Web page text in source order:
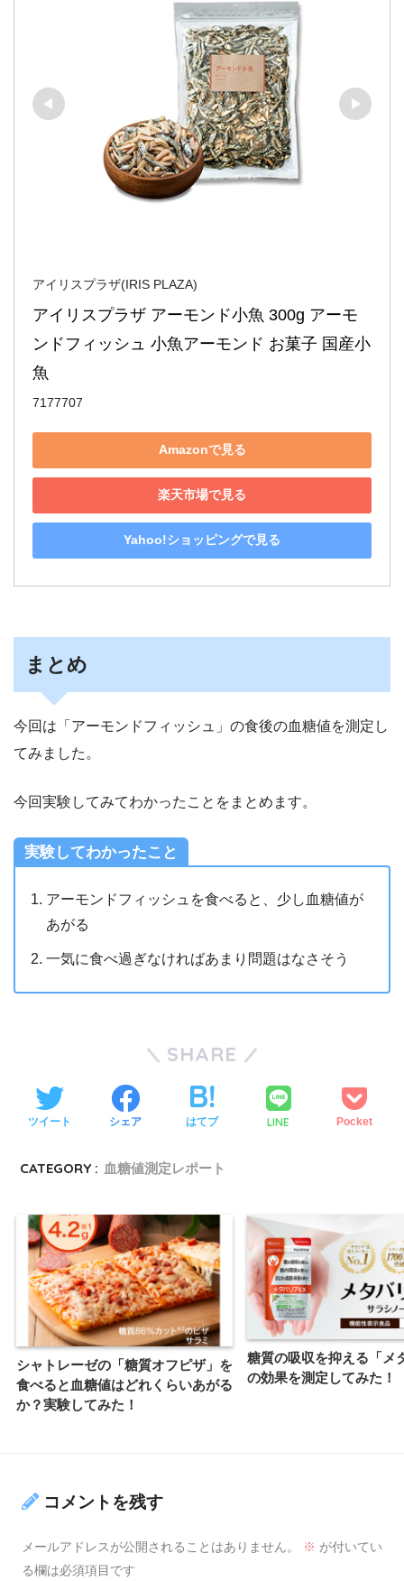
アイリスプラザ(IRIS PLAZA)
アイリスプラザ アーモンド小魚 300g アーモ
ンドフィッシュ 小魚アーモンド お菓子 国産小
魚
7177707
Amazonで見る
楽天市場で見る
Yahoo!ショッピングで見る
まとめ
今回は「アーモンドフィッシュ」の食後の血糖値を測定し
てみました。
今回実験してみてわかったことをまとめます。
実験してわかったこと
アーモンドフィッシュを食べると、少し血糖値が
あがる
一気に食べ過ぎなければあまり問題はなさそう
SHARE
ツイート シェア はてブ LINE Pocket
CATEGORY : 血糖値測定レポート
シャトレーゼの「糖質オフピザ」を
食べると血糖値はどれくらいあがる
か？実験してみた！
糖質の吸収を抑える「メ
の効果を測定してみた！
コメントを残す
メールアドレスが公開されることはありません。 ※ が付いてい
る欄は必須項目です